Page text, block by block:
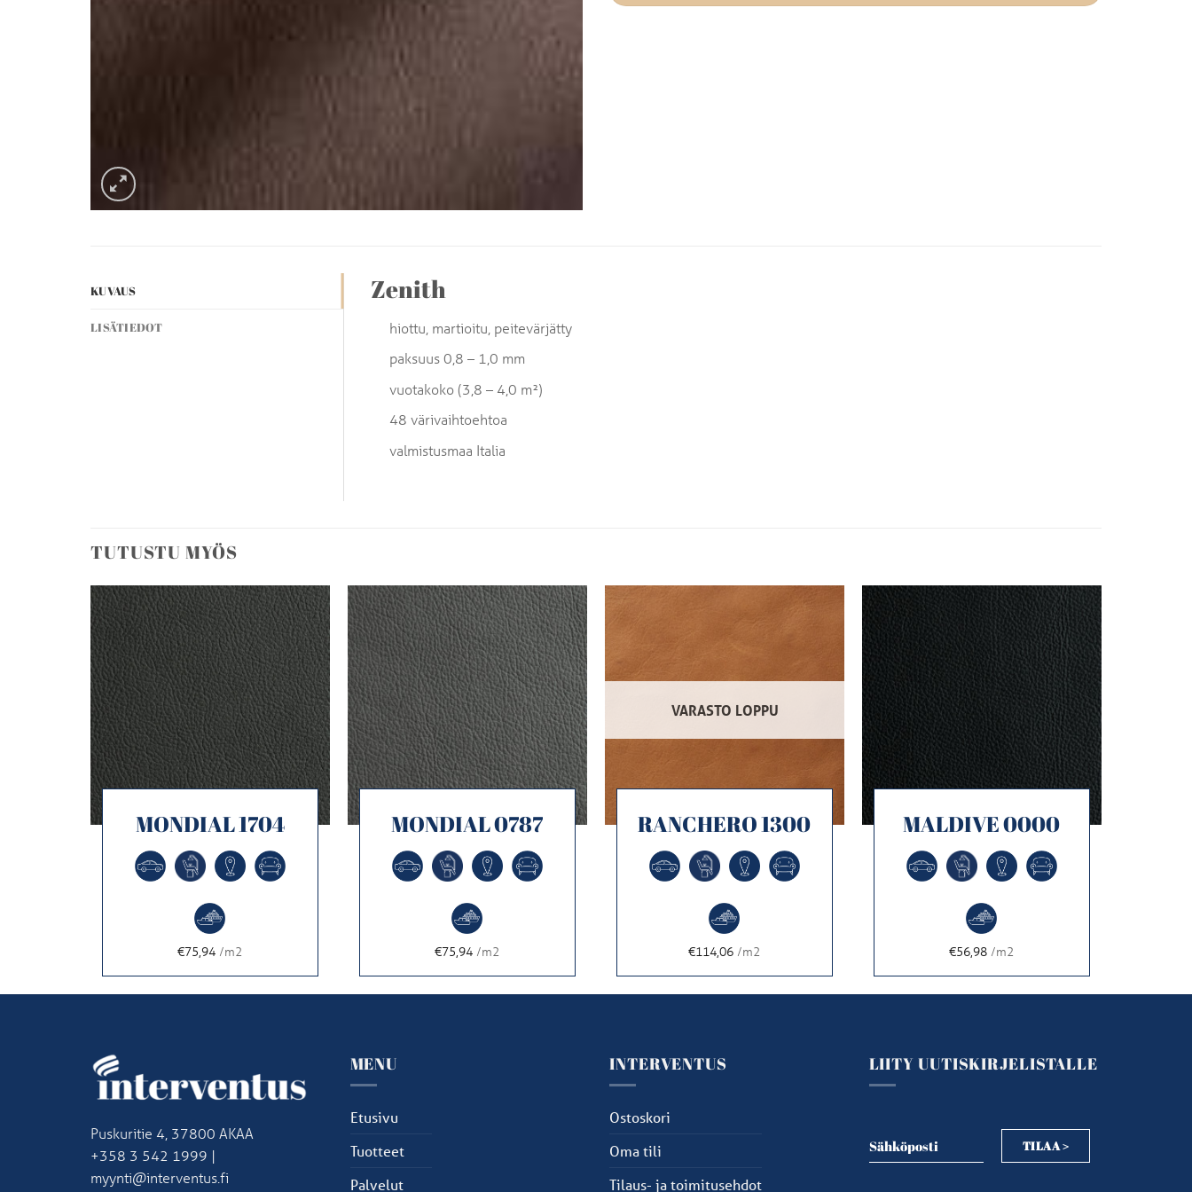
KUVAUS
LISÄTIEDOT
Zenith
hiottu, martioitu, peitevärjätty
paksuus 0,8 – 1,0 mm
vuotakoko (3,8 – 4,0 m²)
48 värivaihtoehtoa
valmistusmaa Italia
TUTUSTU MYÖS
MONDIAL 1704
€75,94 /m2
MONDIAL 0787
€75,94 /m2
VARASTO LOPPU
RANCHERO 1300
€114,06 /m2
MALDIVE 0000
€56,98 /m2
Puskuritie 4, 37800 AKAA
+358 3 542 1999 |
myynti@interventus.fi
MENU
Etusivu
Tuotteet
Palvelut
INTERVENTUS
Ostoskori
Oma tili
Tilaus- ja toimitusehdot
LIITY UUTISKIRJELISTALLE
Sähköposti
Sähköposti TILAA >